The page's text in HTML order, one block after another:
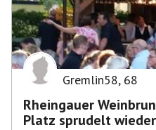
Gremlin58, 68
Rheingauer
Platz sprudelt